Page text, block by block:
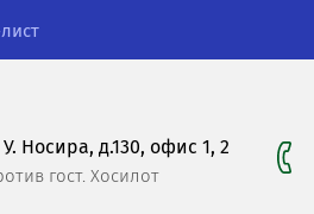
У. Носира, д.130, офис 1, 2
гост. Хосилот